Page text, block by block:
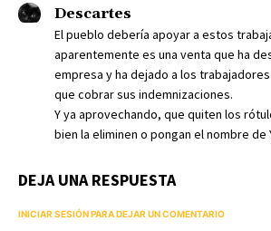
Descartes
El pueblo debería apoyar a estos
aparentemente es una venta que ha
empresa y ha dejado a los
que cobrar sus indemnizaciones.
Y ya aprovechando, que quiten los
bien la eliminen o pongan el nombre de
DEJA UNA RESPUESTA
INICIAR SESIÓN PARA DEJAR UN COMENTARIO